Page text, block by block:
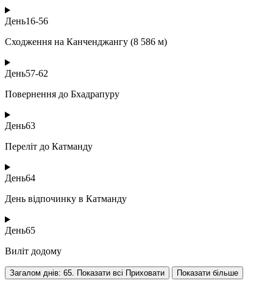
День16-56
Сходження на Канченджангу (8 586 м)
День57-62
Повернення до Бхадрапуру
День63
Переліт до Катманду
День64
День відпочинку в Катманду
День65
Виліт додому
Загалом днів: 65. Показати всі Приховати Показати більше